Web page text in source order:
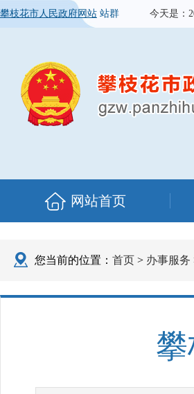
攀枝花市人民政府网站 站群 今天是：
网站首页
您当前的位置： 首页 > 办事服务